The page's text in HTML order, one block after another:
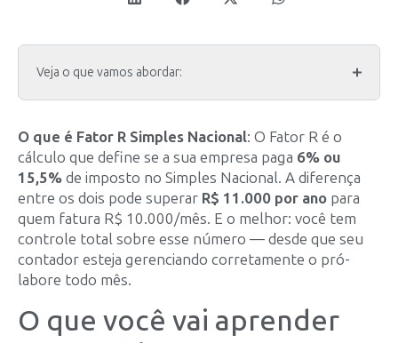
Veja o que vamos abordar:
O que é Fator R Simples Nacional: O Fator R é o
cálculo que define se a sua empresa paga 6% ou
15,5% de imposto no Simples Nacional. A diferença
entre os dois pode superar R$ 11.000 por ano para
quem fatura R$ 10.000/mês. E o melhor: você tem
controle total sobre esse número — desde que seu
contador esteja gerenciando corretamente o pró-
labore todo mês.
O que você vai aprender